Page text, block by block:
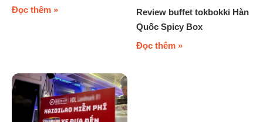
Đọc thêm »
Review buffet tokbokki Hàn
Quốc Spicy Box
Đọc thêm »